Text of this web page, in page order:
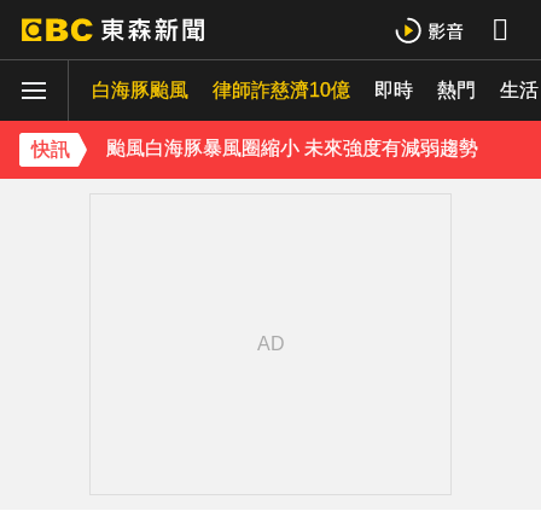
白海豚颱風 律師詐慈濟10億 即時 熱門 生活
快訊
獨家／又有名店遭冒用詐騙！卡通園怒：投訴Meta也無效
颱風白海豚暴風圈縮小 未來強度有減弱趨勢